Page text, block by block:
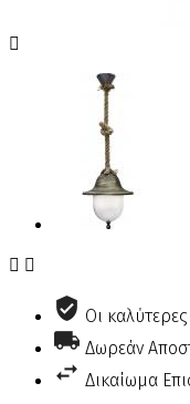

 
Οι
Δωρεάν
Δικαίωμα